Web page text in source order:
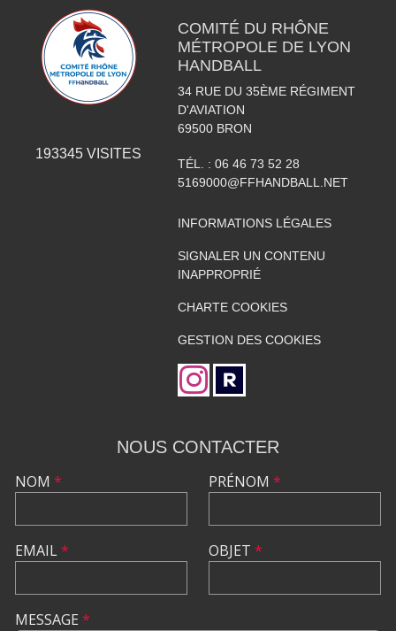
193345 VISITES
COMITÉ DU RHÔNE
MÉTROPOLE DE LYON
HANDBALL
34 RUE DU 35ÈME RÉGIMENT
D'AVIATION
69500 BRON
TÉL. : 06 46 73 52 28
5169000@FFHANDBALL.NET
INFORMATIONS LÉGALES
SIGNALER UN CONTENU
INAPPROPRIÉ
CHARTE COOKIES
GESTION DES COOKIES
NOUS CONTACTER
NOM *
EMAIL*
PRÉNOM *
OBJET *
MESSAGE *